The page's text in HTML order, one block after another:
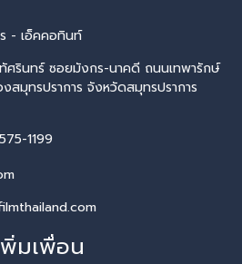
- เอ็คคอทินท์
รินทร์ ซอยมังกร-นาคดี ถนนเทพารักษ์
สมุทรปราการ จังหวัดสมุทรปราการ
1199
พิ่มเพื่อน